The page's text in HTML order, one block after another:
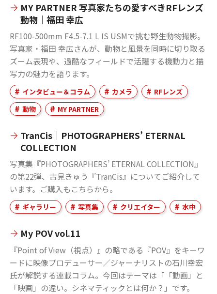
MY PARTNER 写真家たちの愛すべきRFレンズ
動物｜福田 幸広
RF100-500mm F4.5-7.1 L IS USMで挑む野生動物撮影。
写真家・福田 幸広さんが、動物と風景を同時に切り取る
ズーム表現や、過酷なフィールドで活躍する機動力と描
写力の魅力を語ります。
インタビュー＆コラム カメラ
RFレンズ
動物
MY PARTNER
TranCis｜PHOTOGRAPHERS’ ETERNAL
COLLECTION
写真集『PHOTOGRAPHERS’ ETERNAL COLLECTION』
の第22弾、古見きゅう『TranCis』についてご紹介して
います。ご購入もこちらから。
ギャラリー 写真集 クリエイター 水中
My POV vol.11
『Point of View（視点）』の略である『POV』をキーワ
ードに映像プロデューサー／ジャーナリストの石川幸宏
氏が解説する連載コラム。今回はテーマは「「動画」と
「映画」の違い。シネマティックとは何か？」です。